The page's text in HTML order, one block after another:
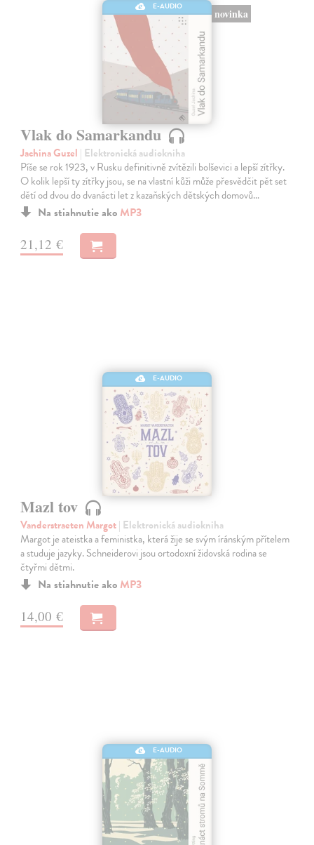
E-AUDIO
novinka
Vlak do Samarkandu
Jachina Guzel | Elektronická audiokniha
Píše se rok 1923, v Rusku definitivně zvítězili bolševici a lepší zítřky.
O kolik lepší ty zítřky jsou, se na vlastní kůži může přesvědčit pět set
dětí od dvou do dvanácti let z kazaňských dětských domovů…
Na stiahnutie ako MP3
21,12 €
E-AUDIO
Mazl tov
Vanderstraeten Margot| Elektronická audiokniha
Margot je ateistka a feministka, která žije se svým íránským přítelem
a studuje jazyky. Schneiderovi jsou ortodoxní židovská rodina se
čtyřmi dětmi.
Na stiahnutie ako MP3
14,00 €
E-AUDIO